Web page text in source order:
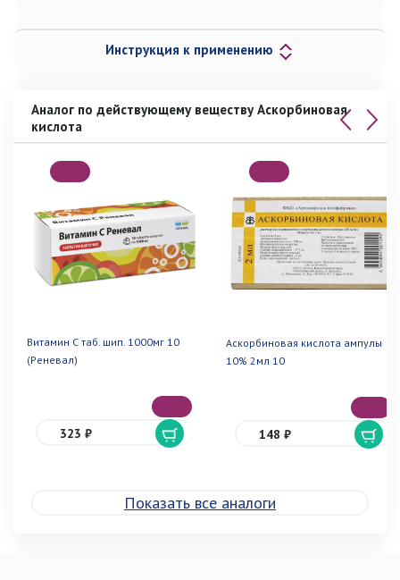
Инструкция к применению
Аналог по действующему веществу Аскорбиновая
кислота
Витамин С таб. шип. 1000мг 10
(Реневал)
323 ₽
Аскорбиновая кислота ампулы
10% 2мл 10
148 ₽
Показать все аналоги